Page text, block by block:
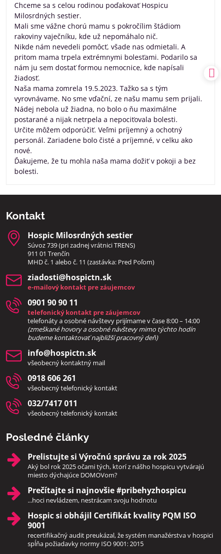
5
Chceme sa s celou rodinou poďakovať Hospicu
Milosrdných sestier.
Mali sme vážne chorú mamu s pokročílim štádiom
rakoviny vaječníku, kde už nepomáhalo nič.
Nikde nám nevedeli pomôcť, všade nas odmietali. A
pritom mama trpela extrémnymi bolesťami. Podarilo sa
nám ju sem dostať formou nemocnice, kde napísali
žiadosť.
Naša mama zomrela 19.5.2023. Tažko sa s tým
vyrovnávame. No sme vďační, ze našu mamu sem prijali.
Nádej nebola už žiadna, no bolo o ňu maximálne
postarané a nijak netrpela a nepociťovala bolesti.
Určite môžem odporúčiť. Veľmi príjemný a ochotný
personál. Zariadene bolo čisté a príjemné, v celku ako
nové.
Ďakujeme, že tu mohla naša mama dožiť v pokoji a bez
bolesti.
Kontakt
Hospic Milosrdných sestier
Súvoz 739 (pri zadnej vrátnici TRENS)
911 01 Trenčín
MHD č. 1 alebo č. 11 (zastávka: Pred Poľom)
ziadosti​@hospictn​.sk
e-mailový kontakt pre záujemcov
0901 90 90 11
telefonický kontakt pre záujemcov
telefonáty a osobné návštevy prijímame v čase 8:00 – 14:00
(zmeškané hovory a osobné návštevy mimo týchto hodín
budeme kontaktovať najbližší pracovný deň)
info​@hospictn​.sk
všeobecný kontaktný mail
0918 606 261
všeobecný telefonický kontakt
032/7417 011
všeobecný telefonický kontakt
Posledné články
Prelistujte si Výročnú správu za rok 2025
Aký bol rok 2025 očami tých, ktorí z nášho hospicu vytvárajú
miesto dýchajúce DOMOVom?
Prečítajte si najnovšie #pribehyzhospicu
...hoci nevládzem, nestrácam svoju hodnotu
Hospic si obhájil Certifikát kvality PQM ISO
9001
recertifikačný audit preukázal, že systém manažérstva v hospici
spĺňa požiadavky normy ISO 9001: 2015